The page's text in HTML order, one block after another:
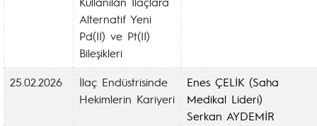
Alternatif Yeni
Pd(II) ve Pt(II)
Bileşikleri
25.02.2026
İlaç Endüstrisinde
Hekimlerin Kariyeri
Enes ÇELİK (Saha
Medikal Lideri)
Serkan AYDEMİR